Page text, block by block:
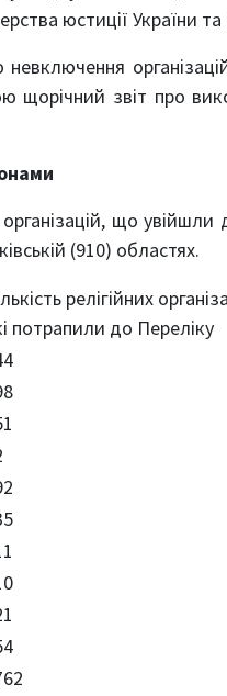
юстиції України
звіт про
що
(910) областях.
релігійних
потрапили до Переліку